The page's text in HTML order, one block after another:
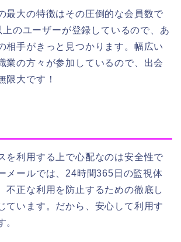
最大の特徴はその圧倒的な会員数で
のユーザーが登録しているので、あ
相手がきっと見つかります。幅広い
業の方々が参加しているので、出会
限大です！
を利用する上で心配なのは安全性で
メールでは、24時間365日の監視体
不正な利用を防止するための徹底し
ています。だから、安心して利用す
。